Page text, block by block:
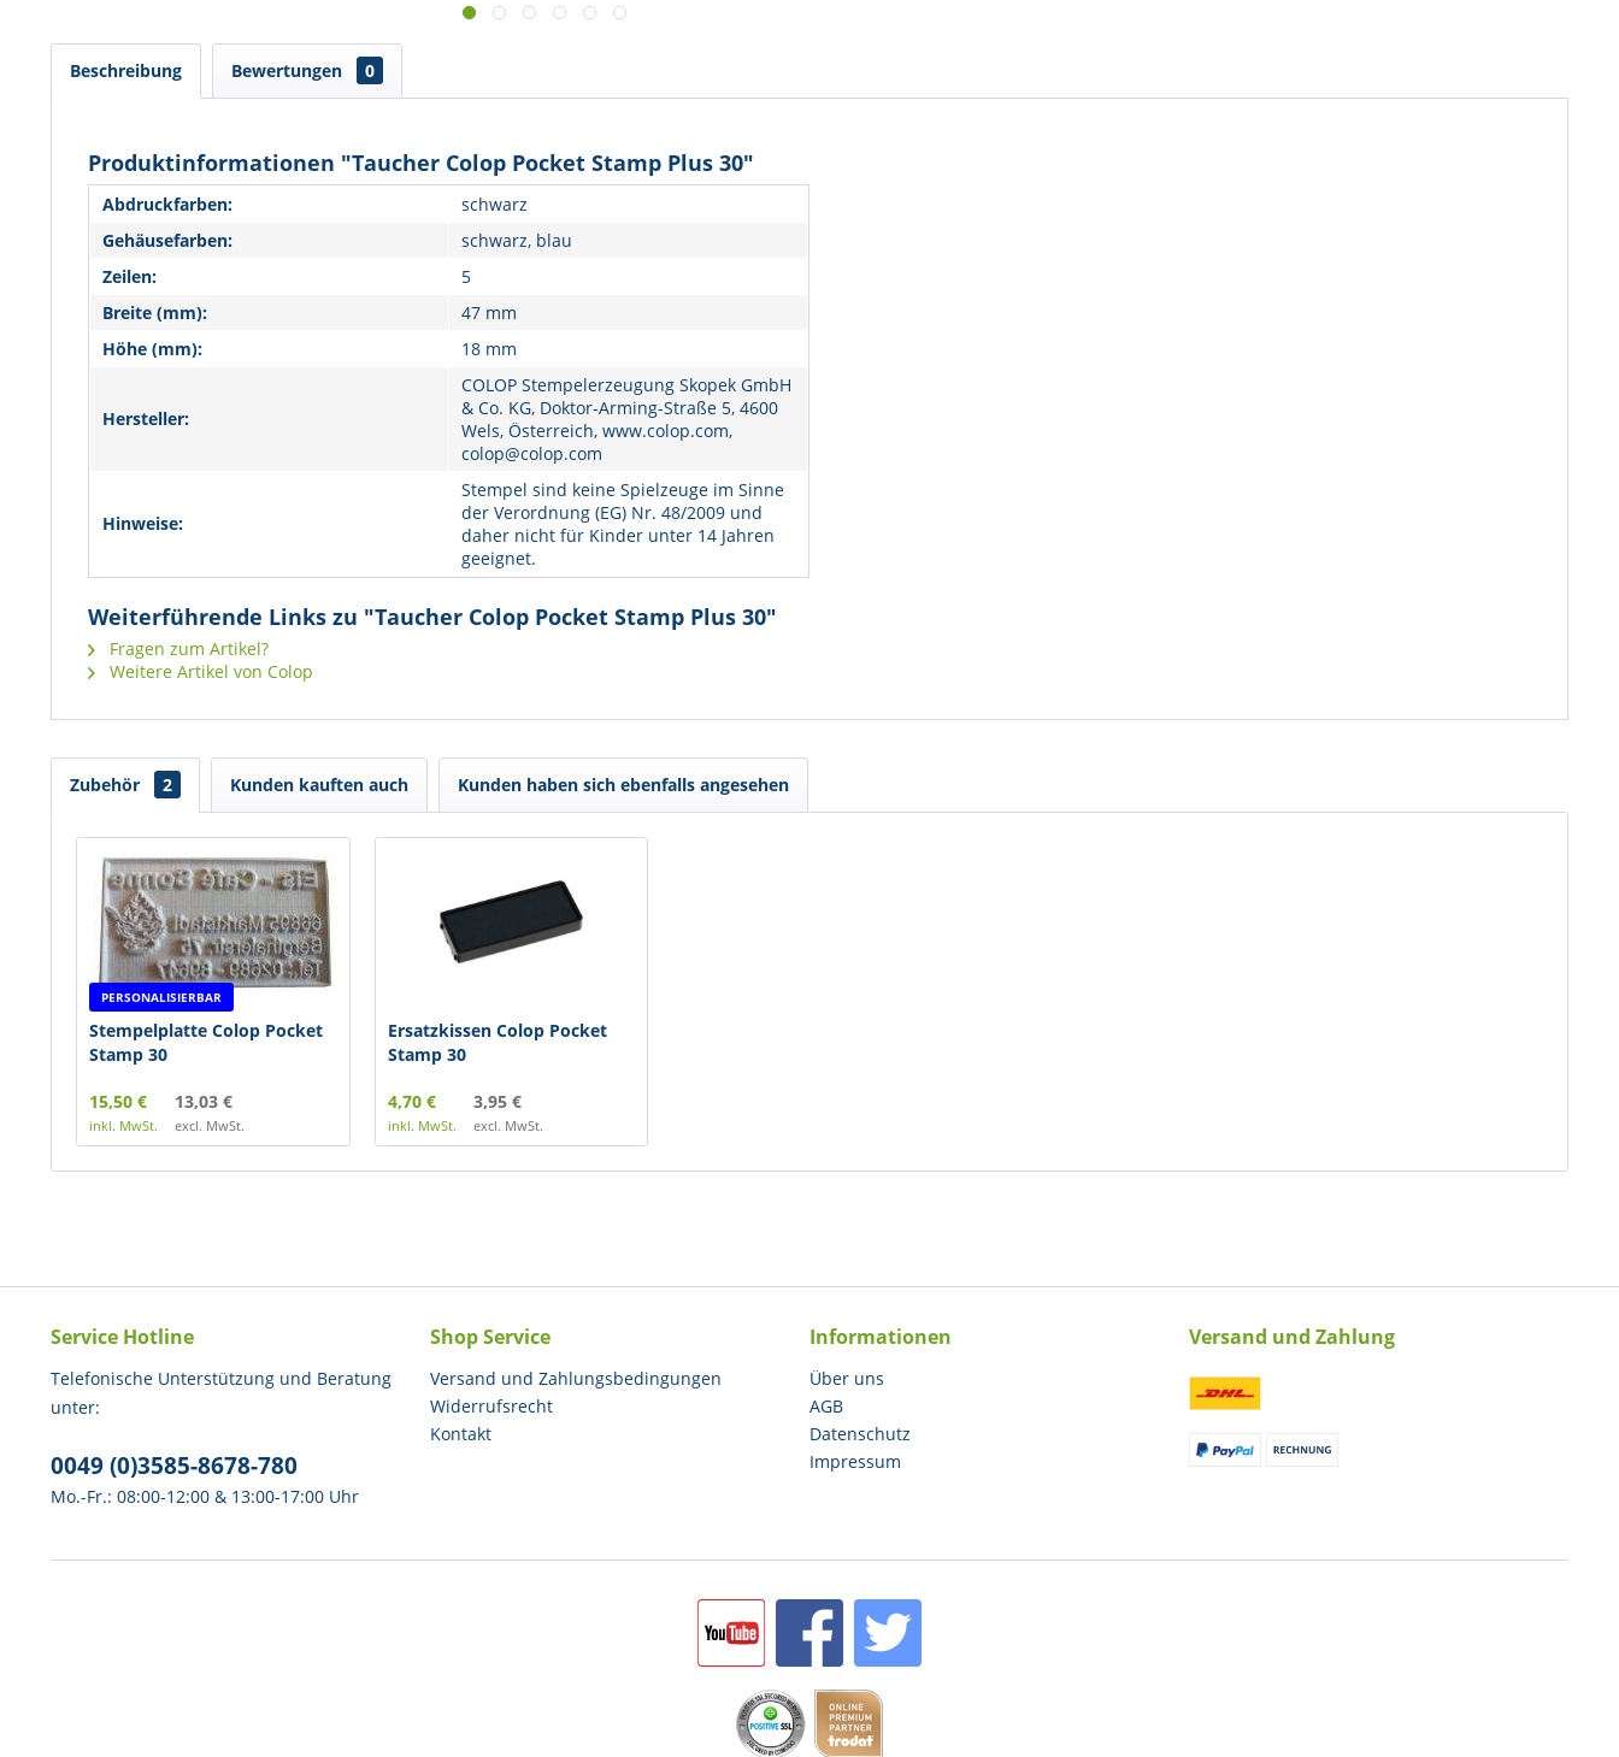
Beschreibung Bewertungen 0
Produktinformationen "Taucher Colop Pocket Stamp Plus 30"
Abdruckfarben:
schwarz
Gehäusefarben:
schwarz, blau
Zeilen:
5
Breite (mm):
47 mm
Höhe (mm):
18 mm
Hersteller:
COLOP Stempelerzeugung Skopek GmbH
& Co. KG, Doktor-Arming-Straße 5, 4600
Wels, Österreich, www.colop.com,
colop@colop.com
Hinweise:
Stempel sind keine Spielzeuge im Sinne
der Verordnung (EG) Nr. 48/2009 und
daher nicht für Kinder unter 14 Jahren
geeignet.
Weiterführende Links zu "Taucher Colop Pocket Stamp Plus 30"
Fragen zum Artikel?
Weitere Artikel von Colop
Zubehör 2 Kunden kauften auch Kunden haben sich ebenfalls angesehen
PERSONALISIERBAR
Stempelplatte Colop Pocket
Stamp 30
15,50 €
inkl. MwSt.
13,03 €
excl. MwSt.
Ersatzkissen Colop Pocket
Stamp 30
4,70 €
inkl. MwSt.
3,95 €
excl. MwSt.
Service Hotline
Telefonische Unterstützung und Beratung
unter:
0049 (0)3585-8678-780
Mo.-Fr.: 08:00-12:00 & 13:00-17:00 Uhr
Shop Service
Versand und Zahlungsbedingungen
Widerrufsrecht
Kontakt
Informationen
Über uns
AGB
Datenschutz
Impressum
Versand und Zahlung